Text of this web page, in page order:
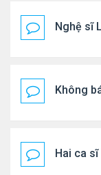
Nghệ sĩ
Không
Hai ca